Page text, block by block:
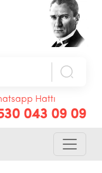
Hattı
043 09 09